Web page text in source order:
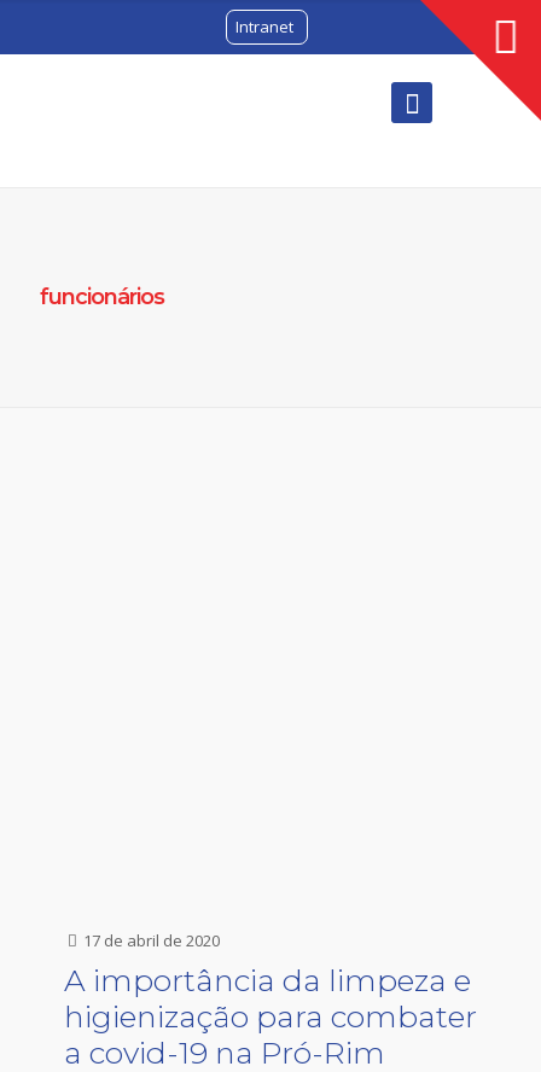
Intranet
funcionários
17 de abril de 2020
A importância da limpeza e
higienização para combater
a covid-19 na Pró-Rim